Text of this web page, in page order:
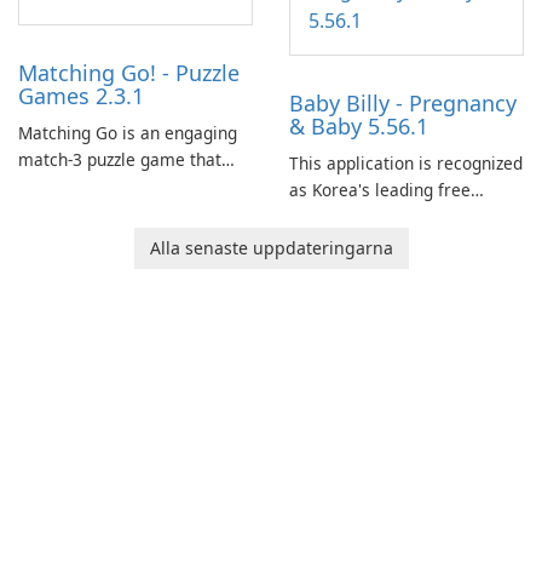
Matching Go! - Puzzle
Games 2.3.1
Matching Go is an engaging
match-3 puzzle game that
Ollie, on an adventurous
Baby Billy - Pregnancy
& Baby 5.56.1
This application is recognized
as Korea's leading free
baby tracking, offering
Alla senaste uppdateringarna